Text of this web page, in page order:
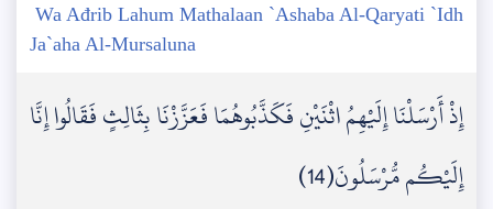
Wa Ađrib Lahum Mathalaan `Ashaba Al-Qaryati `Idh
Ja`aha Al-Mursaluna
إِذْ أَرْسَلْنَا إِلَيْهِمُ اثْنَيْنِ فَكَذَّبُوهُمَا فَعَزَّزْنَا بِثَالِثٍ فَقَالُوا إِنَّا
إِلَيْكُم مُّرْسَلُونَ(14)